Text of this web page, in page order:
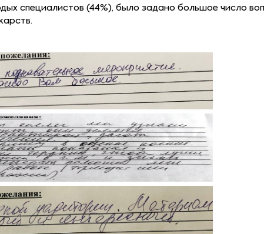
специалистов (44%), было задано большое число